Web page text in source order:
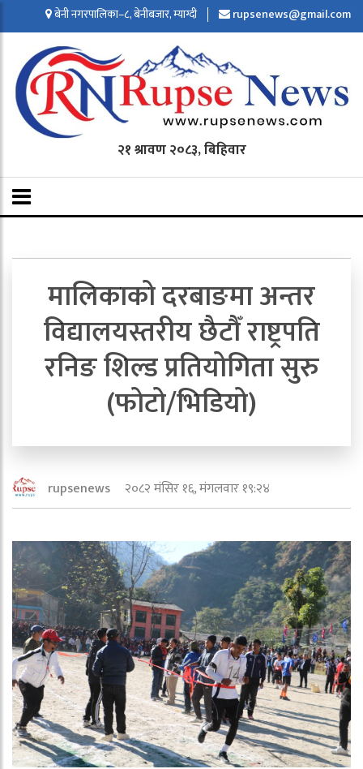
बेनी नगरपालिका–८, बेनीबजार, म्याग्दी rupsenews@gmail.com
२१ श्रावण २०८३, बिहिवार
मालिकाको दरबाङमा अन्तर
विद्यालयस्तरीय छैटौँ राष्ट्रपति
रनिङ शिल्ड प्रतियोगिता सुरु
(फोटो/भिडियो)
rupsenews २०८२ मंसिर १६, मंगलवार १९:२४